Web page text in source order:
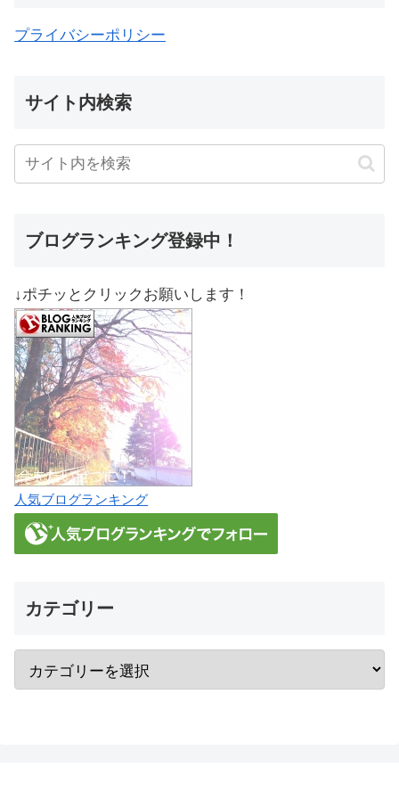
プライバシーポリシー
サイト内検索
ブログランキング登録中！
↓ポチッとクリックお願いします！
人気ブログランキング
カテゴリー